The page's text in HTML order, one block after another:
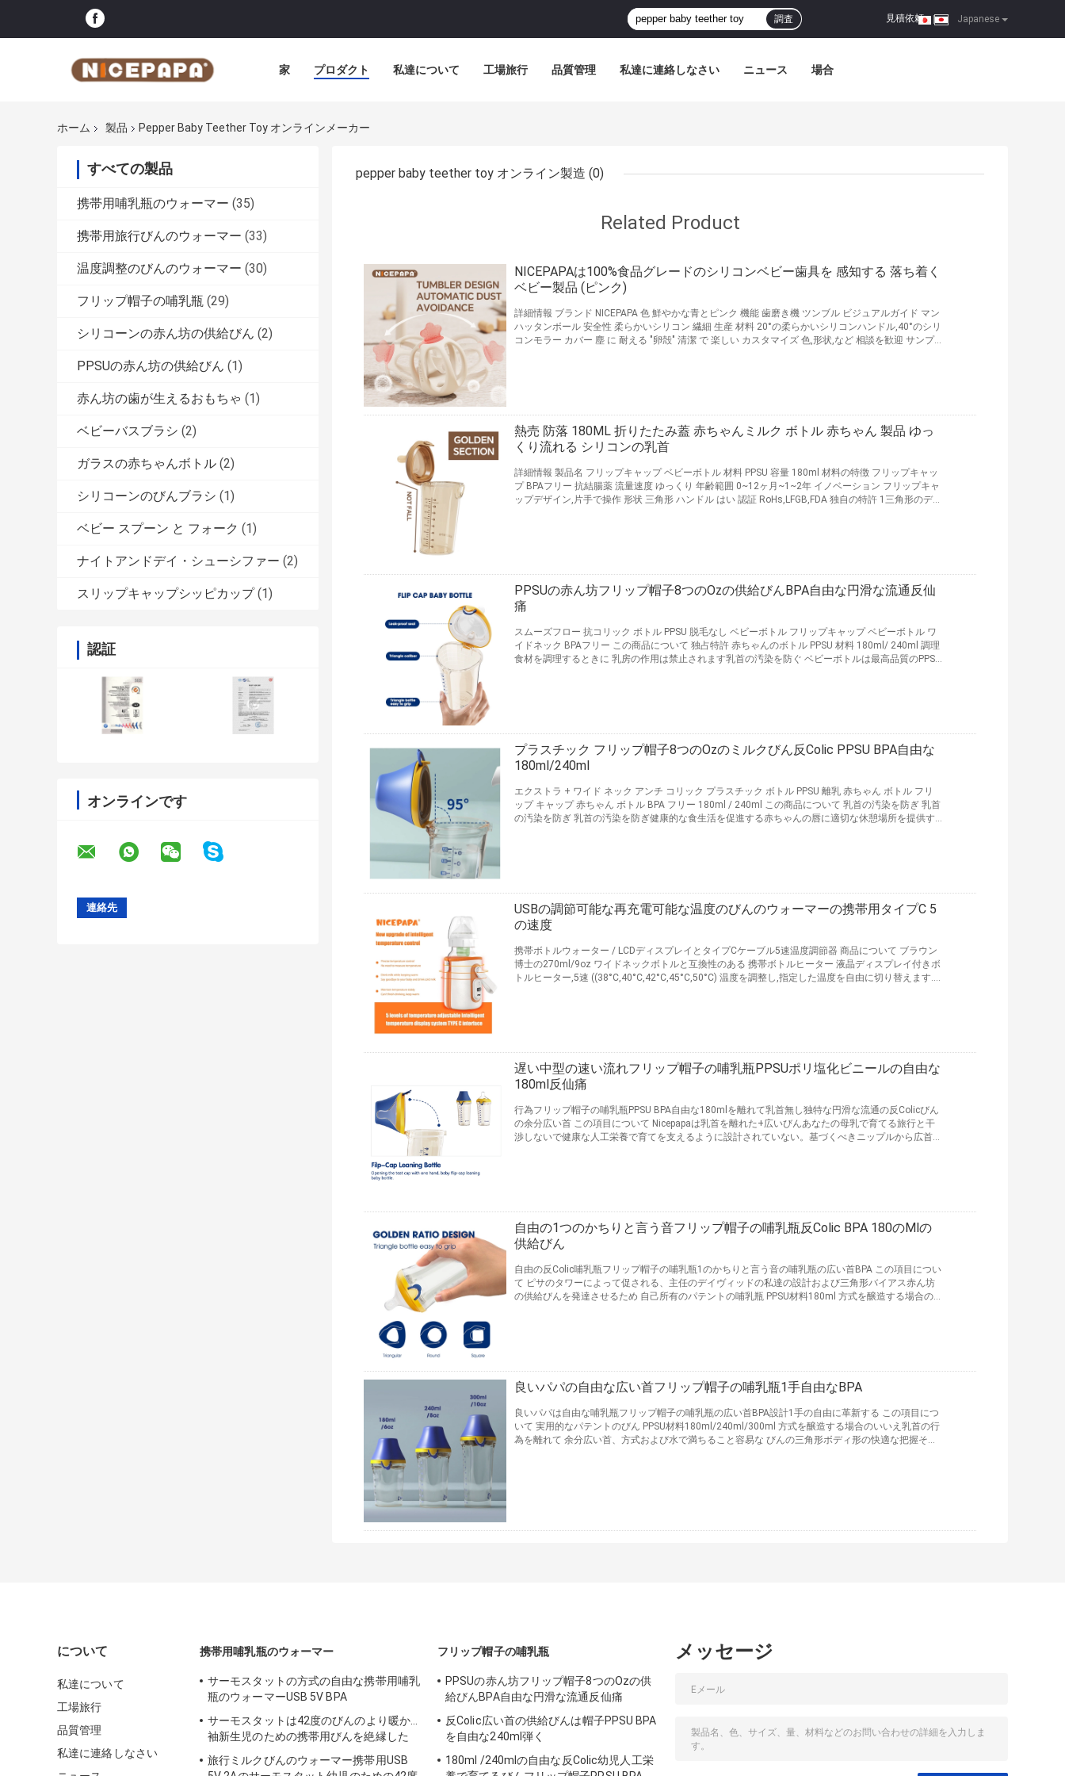
Japanese
見積依頼 |
調査
家 プロダクト 私達について 工場旅行 品質管理 私達に連絡しなさい ニュース 場合
ホーム 製品 Pepper Baby Teether Toy オンラインメーカー
すべての製品
携帯用哺乳瓶のウォーマー (35)
携帯用旅行びんのウォーマー (33)
温度調整のびんのウォーマー (30)
フリップ帽子の哺乳瓶 (29)
シリコーンの赤ん坊の供給びん (2)
PPSUの赤ん坊の供給びん (1)
赤ん坊の歯が生えるおもちゃ (1)
ベビーバスブラシ (2)
ガラスの赤ちゃんボトル (2)
シリコーンのびんブラシ (1)
ベビー スプーン と フォーク (1)
ナイトアンドデイ・シューシファー (2)
スリップキャップシッピカップ (1)
認証
オンラインです
pepper baby teether toy オンライン製造 (0)
Related Product
NICEPAPAは100%食品グレードのシリコンベビー歯具を 感知する 落ち着く
ベビー製品 (ピンク)
詳細情報 ブランド NICEPAPA 色 鮮やかな青とピンク 機能 歯磨き機 ツンブル ビジュアルガイド マン
ハッタンボール 安全性 柔らかいシリコン 繊細 生産 材料 20°の柔らかいシリコンハンドル,40°のシリ
コンモラー カバー 塵 に 耐える "卵殻" 清潔 で 楽しい カスタマイズ 色,形状,など 相談を歓迎 サンプ
熱売 防落 180ML 折りたたみ蓋 赤ちゃんミルク ボトル 赤ちゃん 製品 ゆっ
くり流れる シリコンの乳首
詳細情報 製品名 フリップキャップ ベビーボトル 材料 PPSU 容量 180ml 材料の特徴 フリップキャッ
プ BPAフリー 抗結腸薬 流量速度 ゆっくり 年齢範囲 0~12ヶ月~1~2年 イノベーション フリップキャ
ップデザイン,片手で操作 形状 三角形 ハンドル はい 認証 RoHs,LFGB,FDA 独自の特許 1三角形のデザ
PPSUの赤ん坊フリップ帽子8つのOzの供給びんBPA自由な円滑な流通反仙
痛
スムーズフロー 抗コリック ボトル PPSU 脱毛なし ベビーボトル フリップキャップ ベビーボトル ワ
イドネック BPAフリー この商品について 独占特許 赤ちゃんのボトル PPSU 材料 180ml/ 240ml 調理
食材を調理するときに 乳房の作用は禁止されます乳首の汚染を防ぐ ベビーボトルは最高品質のPPSU
プラスチック フリップ帽子8つのOzのミルクびん反Colic PPSU BPA自由な
180ml/240ml
エクストラ + ワイド ネック アンチ コリック プラスチック ボトル PPSU 離乳 赤ちゃん ボトル フリ
ップ キャップ 赤ちゃん ボトル BPA フリー 180ml / 240ml この商品について 乳首の汚染を防ぎ 乳首
の汚染を防ぎ 乳首の汚染を防ぎ健康的な食生活を促進する赤ちゃんの唇に適切な休憩場所を提供す
USBの調節可能な再充電可能な温度のびんのウォーマーの携帯用タイプC 5
の速度
携帯ボトルウォーター / LCDディスプレイとタイプCケーブル5速温度調節器 商品について ブラウン
博士の270ml/9oz ワイドネックボトルと互換性のある 携帯ボトルヒーター 液晶ディスプレイ付きボ
トルヒーター,5速 ((38°C,40°C,42°C,45°C,50°C) 温度を調整し,指定した温度を自由に切り替えます.
遅い中型の速い流れフリップ帽子の哺乳瓶PPSUポリ塩化ビニールの自由な
180ml反仙痛
行為フリップ帽子の哺乳瓶PPSU BPA自由な180mlを離れて乳首無し独特な円滑な流通の反Colicびん
の余分広い首 この項目について Nicepapaは乳首を離れた+広いびんあなたの母乳で育てる旅行と干
渉しないで健康な人工栄養で育てを支えるように設計されていない。基づくべきニップルから広首の
自由の1つのかちりと言う音フリップ帽子の哺乳瓶反Colic BPA 180のMlの
供給びん
自由の反Colic哺乳瓶フリップ帽子の哺乳瓶1のかちりと言う音の哺乳瓶の広い首BPA この項目につい
て ピサのタワーによって促される、主任のデイヴィッドの私達の設計および三角形バイアス赤ん坊
の供給びんを発達させるため 自己所有のパテントの哺乳瓶 PPSU材料180ml 方式を醸造する場合の
良いパパの自由な広い首フリップ帽子の哺乳瓶1手自由なBPA
良いパパは自由な哺乳瓶フリップ帽子の哺乳瓶の広い首BPA設計1手の自由に革新する この項目につ
いて 実用的なパテントのびん PPSU材料180ml/240ml/300ml 方式を醸造する場合のいいえ乳首の行
為を離れて 余分広い首、方式および水で満ちること容易な びんの三角形ボディ形の快適な把握そし
について
私達について
工場旅行
品質管理
私達に連絡しなさい
携帯用哺乳瓶のウォーマー
サーモスタットの方式の自由な携帯用哺乳
瓶のウォーマーUSB 5V BPA
サーモスタットは42度のびんのより暖かい
袖新生児のための携帯用びんを絶縁した
旅行ミルクびんのウォーマー携帯用USB
フリップ帽子の哺乳瓶
PPSUの赤ん坊フリップ帽子8つのOzの供
給びんBPA自由な円滑な流通反仙痛
反Colic広い首の供給びんは帽子PPSU BPA
を自由な240ml弾く
180ml /240mlの自由な反Colic幼児人工栄
メッセージ